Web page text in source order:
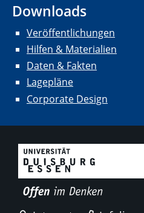
Downloads
Veröffentlichungen
Hilfen & Materialien
Daten & Fakten
Lagepläne
Corporate Design